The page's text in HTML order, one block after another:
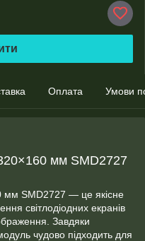
Оплата Умови
мм SMD2727
мм SMD2727 — це якісне
світлодіодних екранів
Завдяки
чудово підходить для